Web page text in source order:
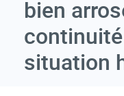
bien
situation